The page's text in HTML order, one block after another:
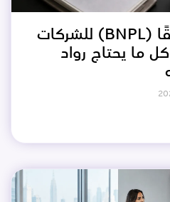
اشترِ الآن وادفع لاحقًا (BNPL) للشركات
ما يحتاج رواد